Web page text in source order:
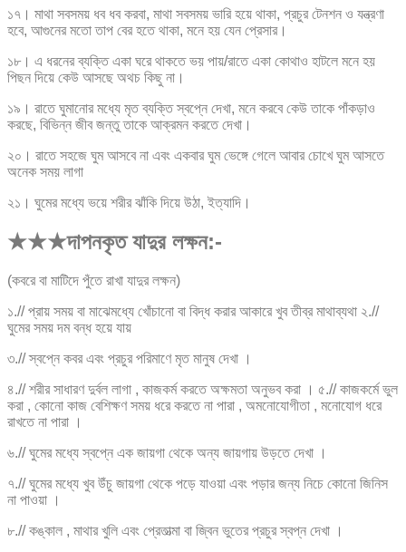
১৭। মাথা সবসময় ধব ধব করবা, মাথা সবসময় ভারি হয়ে থাকা, প্রচুর টেনশন ও যন্ত্রণা
হবে, আগুনের মতো তাপ বের হতে থাকা, মনে হয় যেন প্রেসার।
১৮। এ ধরনের ব্যক্তি একা ঘরে থাকতে ভয় পায়/রাতে একা কোথাও হাটলে মনে হয়
পিছন দিয়ে কেউ আসছে অথচ কিছু না।
১৯। রাতে ঘুমানোর মধ্যে মৃত ব্যক্তি স্বপ্নে দেখা, মনে করবে কেউ তাকে পাঁকড়াও
করছে, বিভিন্ন জীব জন্তু তাকে আক্রমন করতে দেখা।
২০। রাতে সহজে ঘুম আসবে না এবং একবার ঘুম ভেঙ্গে গেলে আবার চোখে ঘুম আসতে
অনেক সময় লাগা
২১। ঘুমের মধ্যে ভয়ে শরীর ঝাঁকি দিয়ে উঠা, ইত্যাদি।
★★★দাপনকৃত যাদুর লক্ষন:-
(কবরে বা মাটিদে পুঁতে রাখা যাদুর লক্ষন)
১.// প্রায় সময় বা মাঝেমধ্যে খোঁচানো বা বিদ্ধ করার আকারে খুব তীব্র মাথাব্যথা ২.//
ঘুমের সময় দম বন্ধ হয়ে যায়
৩.// স্বপ্নে কবর এবং প্রচুর পরিমাণে মৃত মানুষ দেখা ।
৪.// শরীর সাধারণ দুর্বল লাগা , কাজকর্ম করতে অক্ষমতা অনুভব করা । ৫.// কাজকর্মে ভুল
করা , কোনো কাজ বেশিক্ষণ সময় ধরে করতে না পারা , অমনোযোগীতা , মনোযোগ ধরে
রাখতে না পারা ।
৬.// ঘুমের মধ্যে স্বপ্নে এক জায়গা থেকে অন্য জায়গায় উড়তে দেখা ।
৭.// ঘুমের মধ্যে খুব উঁচু জায়গা থেকে পড়ে যাওয়া এবং পড়ার জন্য নিচে কোনো জিনিস
না পাওয়া ।
৮.// কঙ্কাল , মাথার খুলি এবং প্রেতাত্মা বা জ্বিন ভুতের প্রচুর স্বপ্ন দেখা ।